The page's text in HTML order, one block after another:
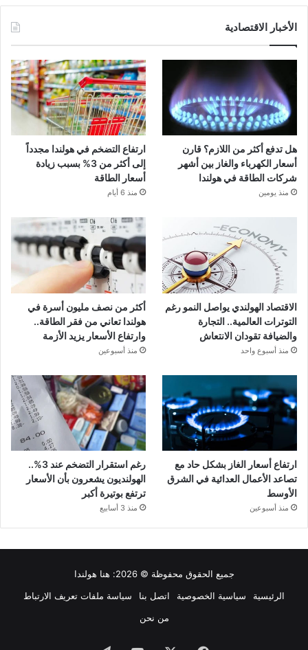
الأخبار الاقتصادية
هل تدفع أكثر من اللازم؟ قارن
أسعار الكهرباء والغاز بين أشهر
شركات الطاقة في هولندا
منذ يومين
ارتفاع التضخم في هولندا مجدداً
إلى أكثر من 3% بسبب زيادة
أسعار الطاقة
منذ 6 أيام
الاقتصاد الهولندي يواصل النمو رغم
التوترات العالمية.. التجارة
والضيافة تقودان الانتعاش
منذ أسبوع واحد
أكثر من نصف مليون أسرة في
هولندا تعاني من فقر الطاقة..
وارتفاع الأسعار يزيد الأزمة
منذ أسبوعين
ارتفاع أسعار الغاز بشكل حاد مع
تصاعد الأعمال العدائية في الشرق
الأوسط
منذ أسبوعين
رغم استقرار التضخم عند 3%..
الهولنديون يشعرون بأن الأسعار
ترتفع بوتيرة أكبر
منذ 3 أسابيع
جميع الحقوق محفوظة © 2026:
هنا هولندا
الرئيسية
سياسية الخصوصية اتصل بنا
سياسة ملفات تعريف الارتباط
من نحن